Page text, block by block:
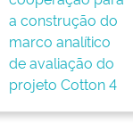
a construção do
marco analítico
de avaliação do
projeto Cotton 4